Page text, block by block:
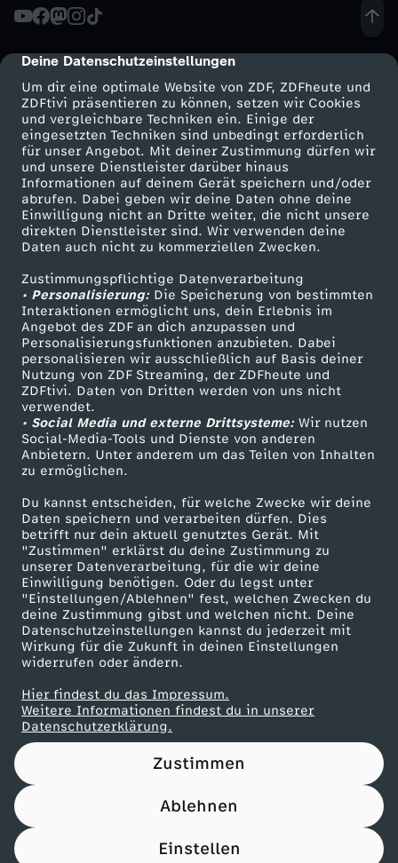
cmp-dialog-description
Deine Datenschutzeinstellungen
Um dir eine optimale Website von ZDF, ZDFheute und
ZDFtivi präsentieren zu können, setzen wir Cookies
und vergleichbare Techniken ein. Einige der
eingesetzten Techniken sind unbedingt erforderlich
für unser Angebot. Mit deiner Zustimmung dürfen wir
und unsere Dienstleister darüber hinaus
Informationen auf deinem Gerät speichern und/oder
abrufen. Dabei geben wir deine Daten ohne deine
Einwilligung nicht an Dritte weiter, die nicht unsere
direkten Dienstleister sind. Wir verwenden deine
Daten auch nicht zu kommerziellen Zwecken.
Zustimmungspflichtige Datenverarbeitung
• Personalisierung:Die Speicherung von bestimmten
Interaktionen ermöglicht uns, dein Erlebnis im
Angebot des ZDF an dich anzupassen und
Personalisierungsfunktionen anzubieten. Dabei
personalisieren wir ausschließlich auf Basis deiner
Nutzung von ZDF Streaming, der ZDFheute und
ZDFtivi. Daten von Dritten werden von uns nicht
verwendet.
• Social Media und externe Drittsysteme:Wir nutzen
Social-Media-Tools und Dienste von anderen
Anbietern. Unter anderem um das Teilen von Inhalten
zu ermöglichen.
Du kannst entscheiden, für welche Zwecke wir deine
Daten speichern und verarbeiten dürfen. Dies
betrifft nur dein aktuell genutztes Gerät. Mit
"Zustimmen" erklärst du deine Zustimmung zu
unserer Datenverarbeitung, für die wir deine
Einwilligung benötigen. Oder du legst unter
"Einstellungen/Ablehnen" fest, welchen Zwecken du
deine Zustimmung gibst und welchen nicht. Deine
Datenschutzeinstellungen kannst du jederzeit mit
Wirkung für die Zukunft in deinen Einstellungen
widerrufen oder ändern.
Hier findest du das Impressum.
Weitere Informationen findest du in unserer
Datenschutzerklärung.
Zustimmen
Ablehnen
Einstellen
Mehr ZDF
ZDF-Apps
Smart TV
ZDFtext
Livestreams
Sendungen A-Z
TV-Programm
Service
ZDFmitreden
Kontakt zum ZDF
Tickets
Zuschauerservice
Hilfe
ZDF Unternehmen
Karriere
ZDF goes Schule
Werbefernsehen
Mainzelmännchen
Partner
Nutzungsbedingungen
Impressum